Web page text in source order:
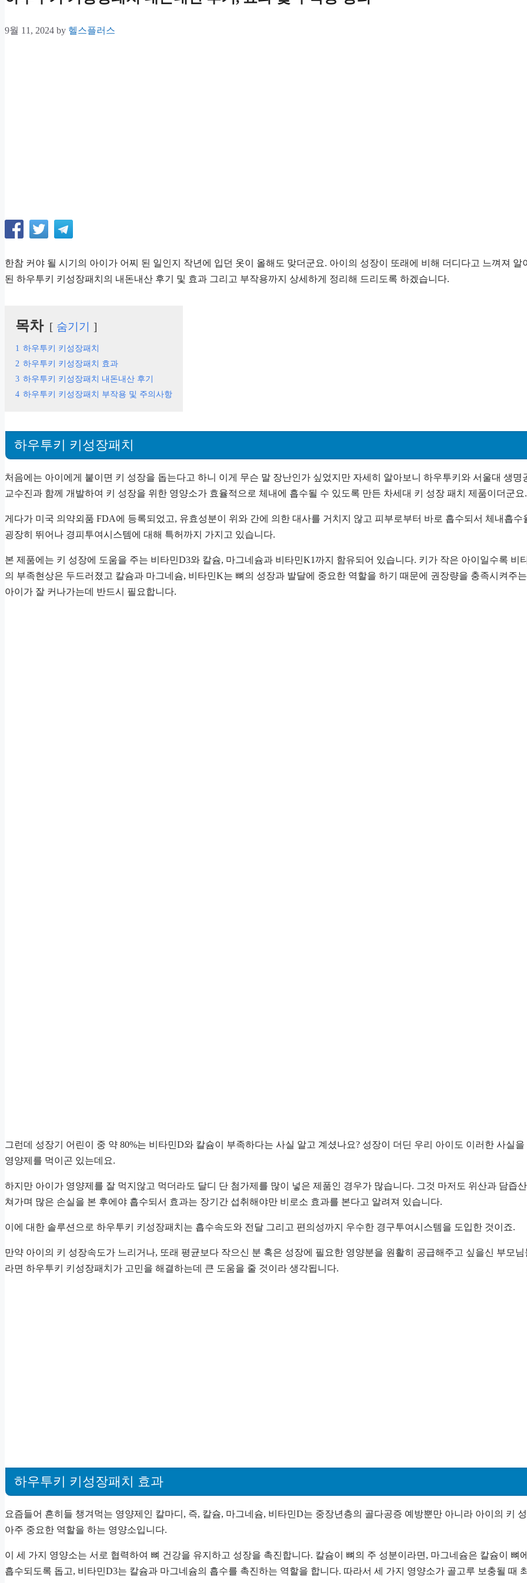
9월 11, 2024 by 헬스플러스
한참 커야 될 시기의 아이가 어찌 된 일인지 작년에 입던 옷이 올해도 맞더군요. 아이의 성장이 또래에 비해 더디다고 느껴져 알
된 하우투키 키성장패치의 내돈내산 후기 및 효과 그리고 부작용까지 상세하게 정리해 드리도록 하겠습니다.
목차 숨기기
1 하우투키 키성장패치
2 하우투키 키성장패치 효과
3 하우투키 키성장패치 내돈내산 후기
4 하우투키 키성장패치 부작용 및 주의사항
하우투키 키성장패치
처음에는 아이에게 붙이면 키 성장을 돕는다고 하니 이게 무슨 말 장난인가 싶었지만 자세히 알아보니 하우투키와 서울대 생명
교수진과 함께 개발하여 키 성장을 위한 영양소가 효율적으로 체내에 흡수될 수 있도록 만든 차세대 키 성장 패치 제품이더군요.
게다가 미국 의약외품 FDA에 등록되었고, 유효성분이 위와 간에 의한 대사를 거치지 않고 피부로부터 바로 흡수되서 체내흡수
굉장히 뛰어나 경피투여시스템에 대해 특허까지 가지고 있습니다.
본 제품에는 키 성장에 도움을 주는 비타민D3와 칼슘, 마그네슘과 비타민K1까지 함유되어 있습니다. 키가 작은 아이일수록 비
의 부족현상은 두드러졌고 칼슘과 마그네슘, 비타민K는 뼈의 성장과 발달에 중요한 역할을 하기 때문에 권장량을 충족시켜주
아이가 잘 커나가는데 반드시 필요합니다.
그런데 성장기 어린이 중 약 80%는 비타민D와 칼슘이 부족하다는 사실 알고 계셨나요? 성장이 더딘 우리 아이도 이러한 사실을
영양제를 먹이곤 있는데요.
하지만 아이가 영양제를 잘 먹지않고 먹더라도 달디 단 첨가제를 많이 넣은 제품인 경우가 많습니다. 그것 마저도 위산과 담즙
쳐가며 많은 손실을 본 후에야 흡수되서 효과는 장기간 섭취해야만 비로소 효과를 본다고 알려져 있습니다.
이에 대한 솔루션으로 하우투키 키성장패치는 흡수속도와 전달 그리고 편의성까지 우수한 경구투여시스템을 도입한 것이죠.
만약 아이의 키 성장속도가 느리거나, 또래 평균보다 작으신 분 혹은 성장에 필요한 영양분을 원활히 공급해주고 싶을신 부모님
라면 하우투키 키성장패치가 고민을 해결하는데 큰 도움을 줄 것이라 생각됩니다.
하우투키 키성장패치 효과
요즘들어 흔히들 챙겨먹는 영양제인 칼마디, 즉, 칼슘, 마그네슘, 비타민D는 중장년층의 골다공증 예방뿐만 아니라 아이의 키
아주 중요한 역할을 하는 영양소입니다.
이 세 가지 영양소는 서로 협력하여 뼈 건강을 유지하고 성장을 촉진합니다. 칼슘이 뼈의 주 성분이라면, 마그네슘은 칼슘이 뼈
흡수되도록 돕고, 비타민D3는 칼슘과 마그네슘의 흡수를 촉진하는 역할을 합니다. 따라서 세 가지 영양소가 골고루 보충될 때